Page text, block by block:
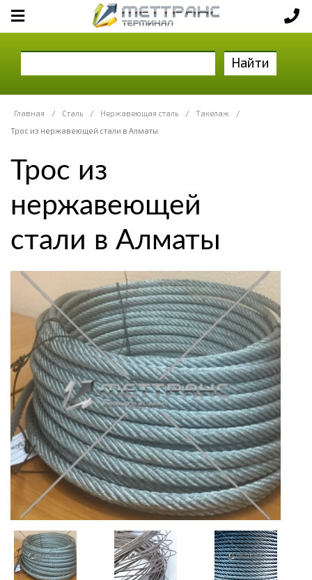
Найти
Главная / Сталь / Нержавеющая сталь / Такелаж
/
Трос из нержавеющей стали в Алматы
Трос из
нержавеющей
стали в Алматы